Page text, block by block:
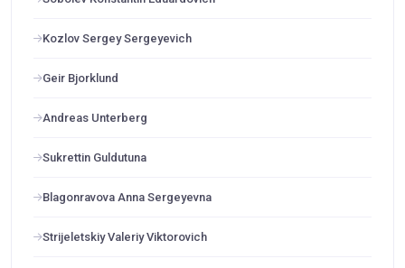
Kozlov Sergey Sergeyevich
Geir Bjorklund
Andreas Unterberg
Sukrettin Guldutuna
Blagonravova Anna Sergeyevna
Strijeletskiy Valeriy Viktorovich